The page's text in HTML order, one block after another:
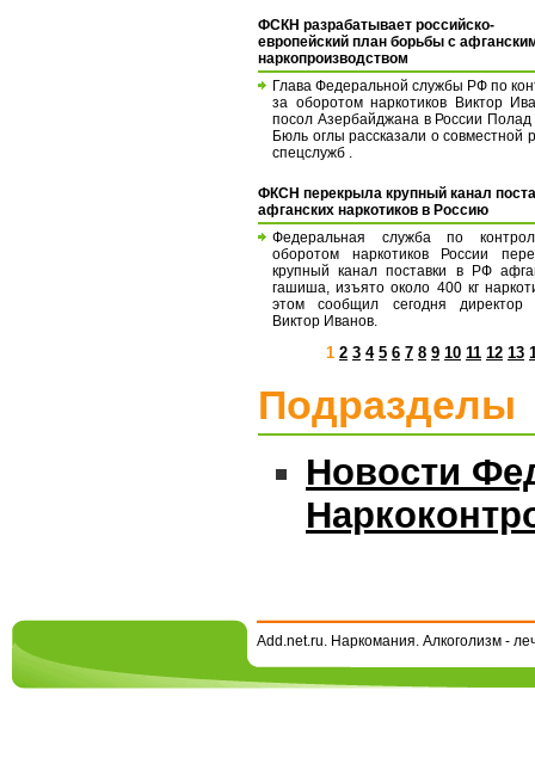
ФСКН разрабатывает российско-
европейский план борьбы с
наркопроизводством
Глава Федеральной службы РФ по
за оборотом наркотиков Виктор
посол Азербайджана в России
Бюль оглы рассказали о совместной
спецслужб .
ФКСН перекрыла крупный канал
афганских наркотиков в Россию
Федеральная служба по
оборотом наркотиков России
крупный канал поставки в РФ
гашиша, изъято около 400 кг
этом сообщил сегодня
Виктор Иванов.
1 2 3 4 5 6 7 8 9 10 11 12 13
Подразделы
Новости
Add.net.ru. Наркомания. Алкоголизм -